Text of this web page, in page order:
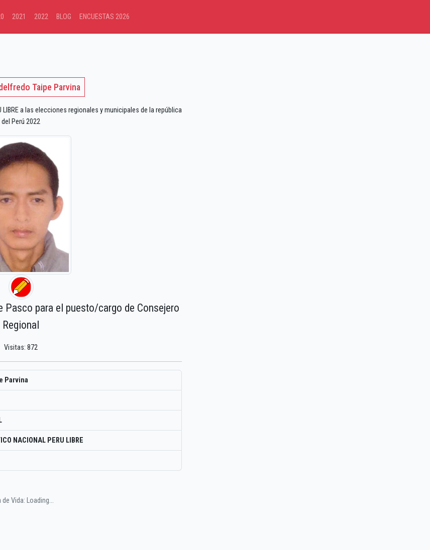
2021 2022 BLOG ENCUESTAS 2026
Taipe Parvina
LIBRE a las elecciones regionales y municipales de la república
del Perú 2022
Pasco para el puesto/cargo de Consejero
Regional
Visitas: 872
Parvina
NACIONAL PERU LIBRE
de Vida: Loading...